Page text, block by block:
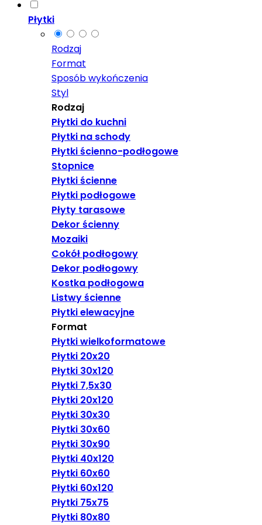
Płytki
Rodzaj
Format
Sposób wykończenia
Styl
Rodzaj
Płytki do kuchni
Płytki na schody
Płytki ścienno-podłogowe
Stopnice
Płytki ścienne
Płytki podłogowe
Płyty tarasowe
Dekor ścienny
Mozaiki
Cokół podłogowy
Dekor podłogowy
Kostka podłogowa
Listwy ścienne
Płytki elewacyjne
Format
Płytki wielkoformatowe
Płytki 20x20
Płytki 30x120
Płytki 7,5x30
Płytki 20x120
Płytki 30x30
Płytki 30x60
Płytki 30x90
Płytki 40x120
Płytki 60x60
Płytki 60x120
Płytki 75x75
Płytki 80x80